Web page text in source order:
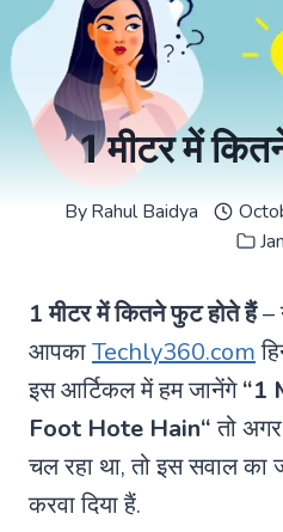
1 मीटर में
ByRahul Baidya
1 मीटर में कितने फुट होते हैं–
आपकाTechly360.com
इस आर्टिकल में हम जानेंगे“1
Foot Hote Hain“तो
चल रहा था, तो इस सवाल का
करवा दिया हैं.